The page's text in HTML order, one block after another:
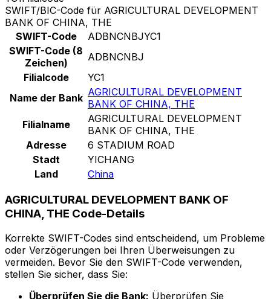
SWIFT/BIC-Code für AGRICULTURAL DEVELOPMENT
BANK OF CHINA, THE
SWIFT-Code
ADBNCNBJYC1
SWIFT-Code (8
Zeichen)
ADBNCNBJ
Filialcode
YC1
Name der Bank AGRICULTURAL DEVELOPMENT
BANK OF CHINA, THE
Filialname
AGRICULTURAL DEVELOPMENT
BANK OF CHINA, THE
Adresse
6 STADIUM ROAD
Stadt
YICHANG
Land
China
AGRICULTURAL DEVELOPMENT BANK OF
CHINA, THE Code-Details
Korrekte SWIFT-Codes sind entscheidend, um Probleme
oder Verzögerungen bei Ihren Überweisungen zu
vermeiden. Bevor Sie den SWIFT-Code verwenden,
stellen Sie sicher, dass Sie:
Überprüfen Sie die Bank: Überprüfen Sie